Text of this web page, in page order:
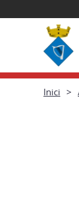
Inici